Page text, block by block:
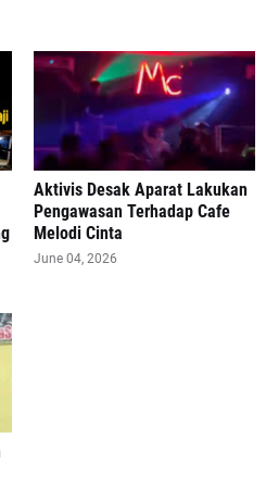
Aktivis Desak Aparat Lakukan
Pengawasan Terhadap Cafe
Melodi Cinta
June 04, 2026